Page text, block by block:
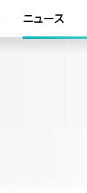
ニュース